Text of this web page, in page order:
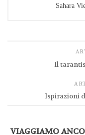
Sahara
Il
Ispirazioni
VIAGGIAMO